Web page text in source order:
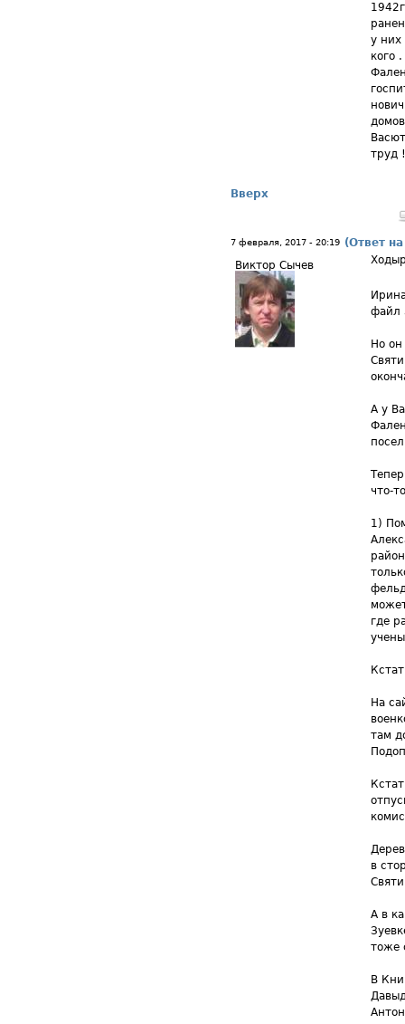
у них
кого
труд !
Вверх
7 февраля, 2017 - 20:19 (Ответ
Виктор Сычев
файл
Но
А у
что-
1)
где
На
там
в
А в
тоже
В